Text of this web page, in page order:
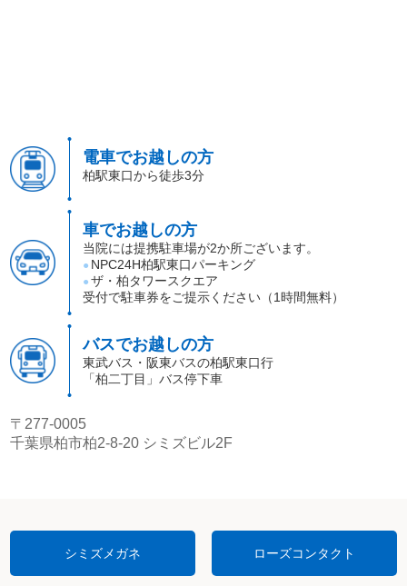
電車でお越しの方
柏駅東口から徒歩3分
車でお越しの方
当院には提携駐車場が2か所ございます。
● NPC24H柏駅東口パーキング
● ザ・柏タワースクエア
受付で駐車券をご提示ください（1時間無料）
バスでお越しの方
東武バス・阪東バスの柏駅東口行
「柏二丁目」バス停下車
〒277-0005
千葉県柏市柏2-8-20 シミズビル2F
シミズメガネ ローズコンタクト